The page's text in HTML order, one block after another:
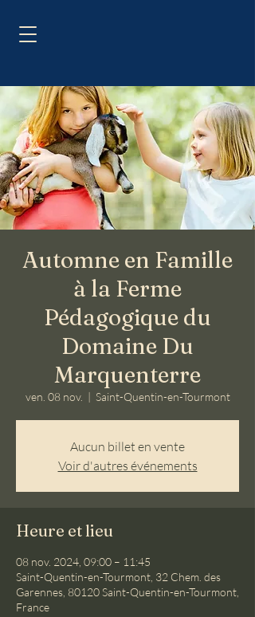
Automne en Famille
à la Ferme
Pédagogique du
Domaine Du
Marquenterre
ven. 08 nov.
  |
Saint-Quentin-en-Tourmont
Aucun billet en vente
Voir d'autres événements
Heure et lieu
08 nov. 2024, 09:00 – 11:45
Saint-Quentin-en-Tourmont, 32 Chem. des
Garennes, 80120 Saint-Quentin-en-Tourmont,
France